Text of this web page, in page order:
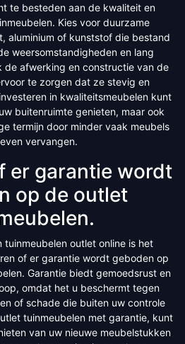
te besteden aan de kwaliteit en
Kies voor duurzame
aluminium of kunststof die bestand
weersomstandigheden en lang
de afwerking en constructie van de
te zorgen dat ze stevig en
in kwaliteitsmeubelen kunt
buitenruimte genieten, maar ook
termijn door minder vaak meubels
vervangen.
er garantie wordt
op de outlet
tuinmeubelen outlet online is het
of er garantie wordt geboden op
Garantie biedt gemoedsrust en
omdat het u beschermt tegen
of schade die buiten uw controle
tuinmeubelen met garantie, kunt
van uw nieuwe meubelstukken